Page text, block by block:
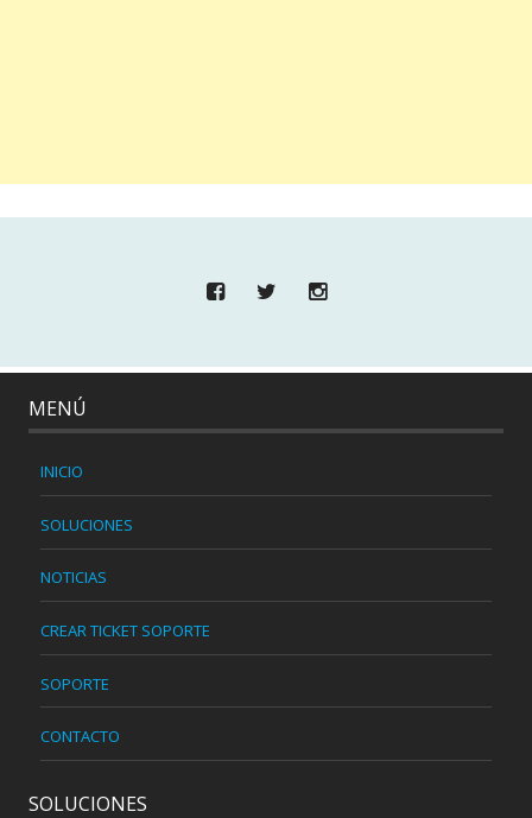
MENÚ
INICIO
SOLUCIONES
NOTICIAS
CREAR TICKET SOPORTE
SOPORTE
CONTACTO
SOLUCIONES